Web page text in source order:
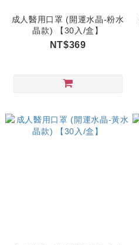
成人醫用口罩 (開運水晶-粉水
晶款) 【30入/盒】
NT$369